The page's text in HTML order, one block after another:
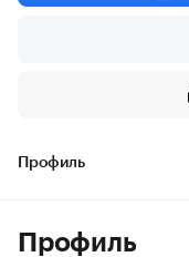
Профиль
Профиль